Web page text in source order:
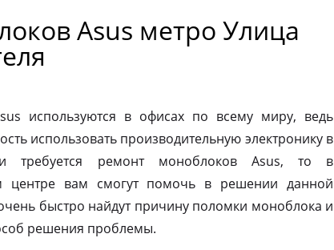
Asus метро Улица
используются в офисах по всему миру, ведь
использовать производительную электронику в
требуется ремонт моноблоков Asus, то в
центре вам смогут помочь в решении данной
быстро найдут причину поломки моноблока и
решения проблемы.